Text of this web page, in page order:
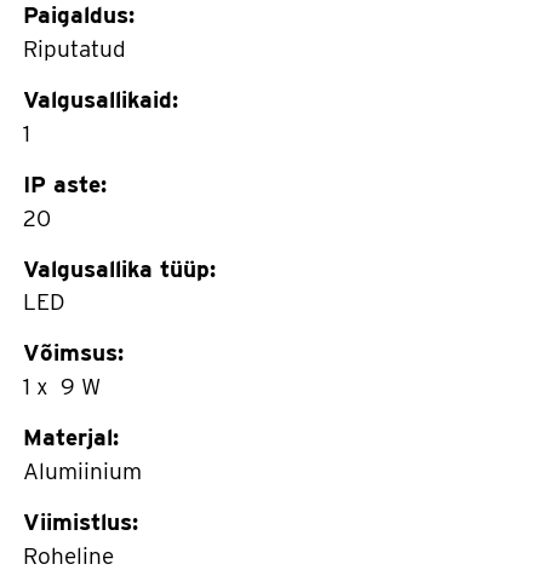
Paigaldus:
Riputatud
Valgusallikaid:
1
IP aste:
20
Valgusallika tüüp:
LED
Võimsus:
1 x 9 W
Materjal:
Alumiinium
Viimistlus:
Roheline